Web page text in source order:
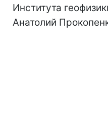
Института
Анатолий